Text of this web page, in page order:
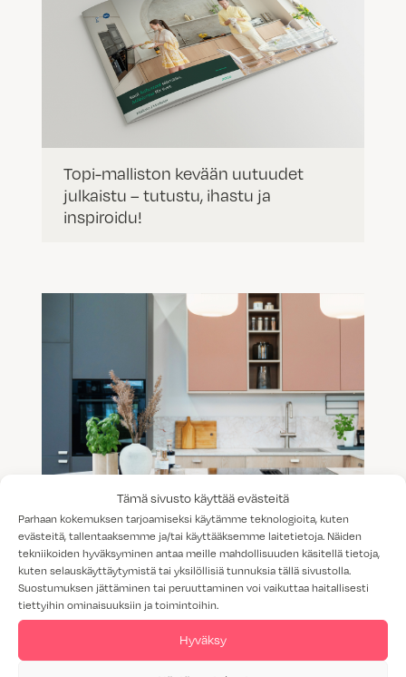
Tämä sivusto käyttää evästeitä
Parhaan kokemuksen tarjoamiseksi käytämme teknologioita, kuten
evästeitä, tallentaaksemme ja/tai käyttääksemme laitetietoja. Näiden
tekniikoiden hyväksyminen antaa meille mahdollisuuden käsitellä tietoja,
kuten selauskäyttäytymistä tai yksilöllisiä tunnuksia tällä sivustolla.
Suostumuksen jättäminen tai peruuttaminen voi vaikuttaa haitallisesti
tiettyihin ominaisuuksiin ja toimintoihin.
Hyväksy
Topi-malliston kevään uutuudet
julkaistu – tutustu, ihastu ja
inspiroidu!
Trendit 2026 – näyttävää, sävykästä
ja yksityiskohtaista